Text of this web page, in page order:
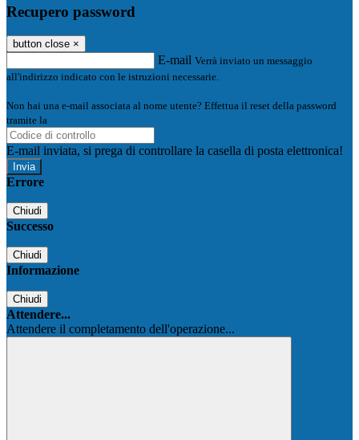
Recupero password
button close ×
E-mail Verrà inviato un messaggio
all'indirizzo indicato con le istruzioni necessarie.
Non hai una e-mail associata al nome utente? Effettua il reset della password
tramite la
E-mail inviata, si prega di controllare la casella di posta elettronica!
Errore
Chiudi
Successo
Chiudi
Informazione
Chiudi
Attendere...
Attendere il completamento dell'operazione...